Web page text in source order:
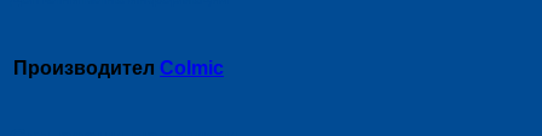
Производител Colmic